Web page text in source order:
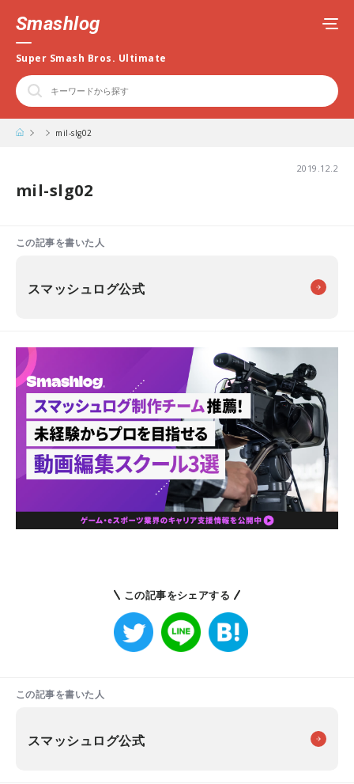
Smashlog
Super Smash Bros. Ultimate
mil-slg02
2019.12.2
mil-slg02
この記事を書いた人
スマッシュログ公式
この記事をシェアする
この記事を書いた人
スマッシュログ公式